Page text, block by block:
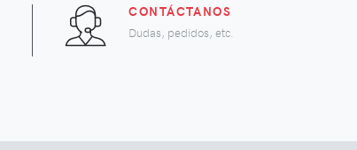
CONTÁCTANOS
Dudas, pedidos, etc.